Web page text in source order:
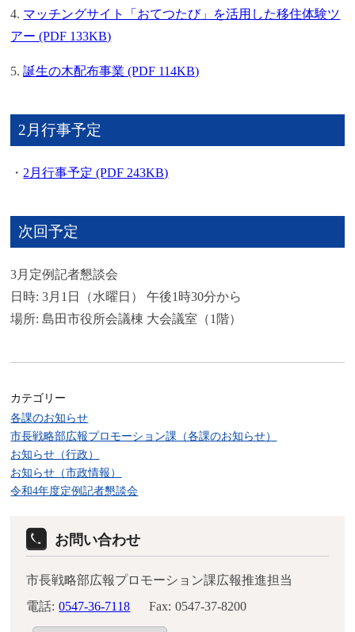
4. マッチングサイト「おてつたび」を活用した移住体験ツ
アー (PDF 133KB)
5.誕生の木配布事業 (PDF 114KB)
2月行事予定
・ 2月行事予定 (PDF 243KB)
次回予定
3月定例記者懇談会
日時: 3月1日（水曜日） 午後1時30分から
場所: 島田市役所会議棟 大会議室（1階）
カテゴリー
各課のお知らせ
市長戦略部広報プロモーション課（各課のお知らせ）
お知らせ（行政）
お知らせ（市政情報）
令和4年度定例記者懇談会
お問い合わせ
市長戦略部広報プロモーション課広報推進担当
電話: 0547-36-7118 Fax: 0547-37-8200